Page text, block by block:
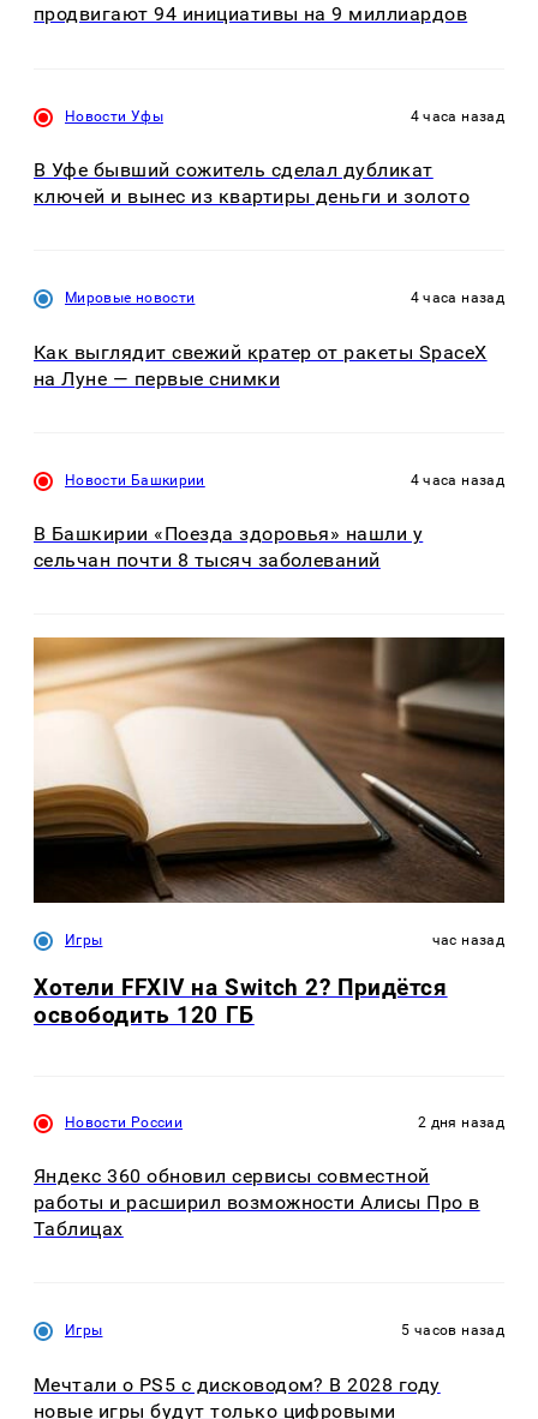
продвигают 94 инициативы на 9 миллиардов
Новости Уфы 4 часа назад
В Уфе бывший сожитель сделал дубликат
ключей и вынес из квартиры деньги и золото
Мировые новости 4 часа назад
Как выглядит свежий кратер от ракеты SpaceX
на Луне — первые снимки
Новости Башкирии 4 часа назад
В Башкирии «Поезда здоровья» нашли у
сельчан почти 8 тысяч заболеваний
Игры час назад
Хотели FFXIV на Switch 2? Придётся
освободить 120 ГБ
Новости России 2 дня назад
Яндекс 360 обновил сервисы совместной
работы и расширил возможности Алисы Про в
Таблицах
Игры 5 часов назад
Мечтали о PS5 с дисководом? В 2028 году
новые игры будут только цифровыми